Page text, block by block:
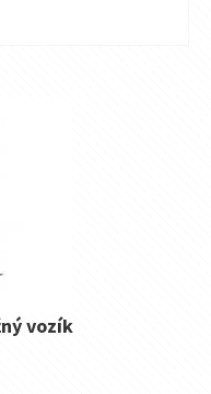
vozík